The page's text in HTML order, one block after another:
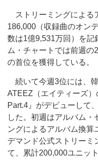
ストリーミングによる
186,000（収録曲のオン
数は1億9,531万回）を記
ム・チャートでは前週の
の首位を獲得している。
続いて今週3位には、
ATEEZ（エイティーズ
Part.4』がデビューして
した。初週はアルバム・
ングによるアルバム換算
デマンド公式ストリーミ
て、累計200,000ユニッ